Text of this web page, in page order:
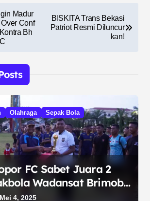
Madur
Conf
Bh
BISKITA Trans Bekasi
Patriot Resmi Diluncur
kan!
Olahraga Sepak Bola
FC Sabet Juara 2
Wadansat Brimob
I 2025
Mei 4, 2025